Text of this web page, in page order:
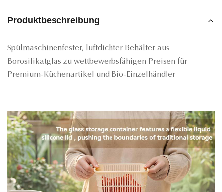
Produktbeschreibung
Spülmaschinenfester, luftdichter Behälter aus
Borosilikatglas zu wettbewerbsfähigen Preisen für
Premium-Küchenartikel und Bio-Einzelhändler